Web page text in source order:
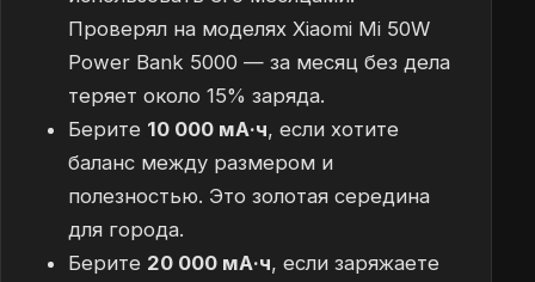
Проверял на моделях Xiaomi Mi 50W
Power Bank 5000 — за месяц без дела
теряет около 15% заряда.
Берите 10 000 мА·ч, если хотите
баланс между размером и
полезностью. Это золотая середина
для города.
Берите 20 000 мА·ч, если заряжаете